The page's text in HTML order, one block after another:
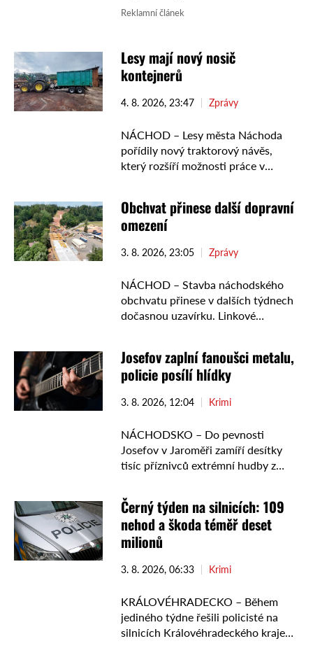
dvou tisícovek vzorků. Zástupci
která se posléze utkají o ...
Reklamní článek
Lesy mají nový nosič
kontejnerů
4. 8. 2026, 23:47 Zprávy
NÁCHOD – Lesy města Náchoda
pořídily nový traktorový návěs,
který rozšíří možnosti práce v
Společnost Lesy města Náchoda
rozšířila svůj vozový park …
Obchvat přinese další dopravní
omezení
3. 8. 2026, 23:05 Zprávy
NÁCHOD – Stavba náchodského
obchvatu přinese v dalších týdnech
dočasnou uzavírku. Linkové
čekají v srpnu a září dopravní
omezení kvůli pokračující stavbě …
Josefov zaplní fanoušci metalu,
policie posílí hlídky
3. 8. 2026, 12:04 Krimi
NÁCHODSKO – Do pevnosti
Josefov v Jaroměři zamíří desítky
tisíc příznivců extrémní hudby z
festivalu Brutal Assault policie posílí
dohled nad dopravou, veřejným
pořádkem i …
Černý týden na silnicích: 109
nehod a škoda téměř deset
milionů
3. 8. 2026, 06:33 Krimi
KRÁLOVÉHRADECKO – Během
jediného týdne řešili policisté na
silnicích Královéhradeckého kraje